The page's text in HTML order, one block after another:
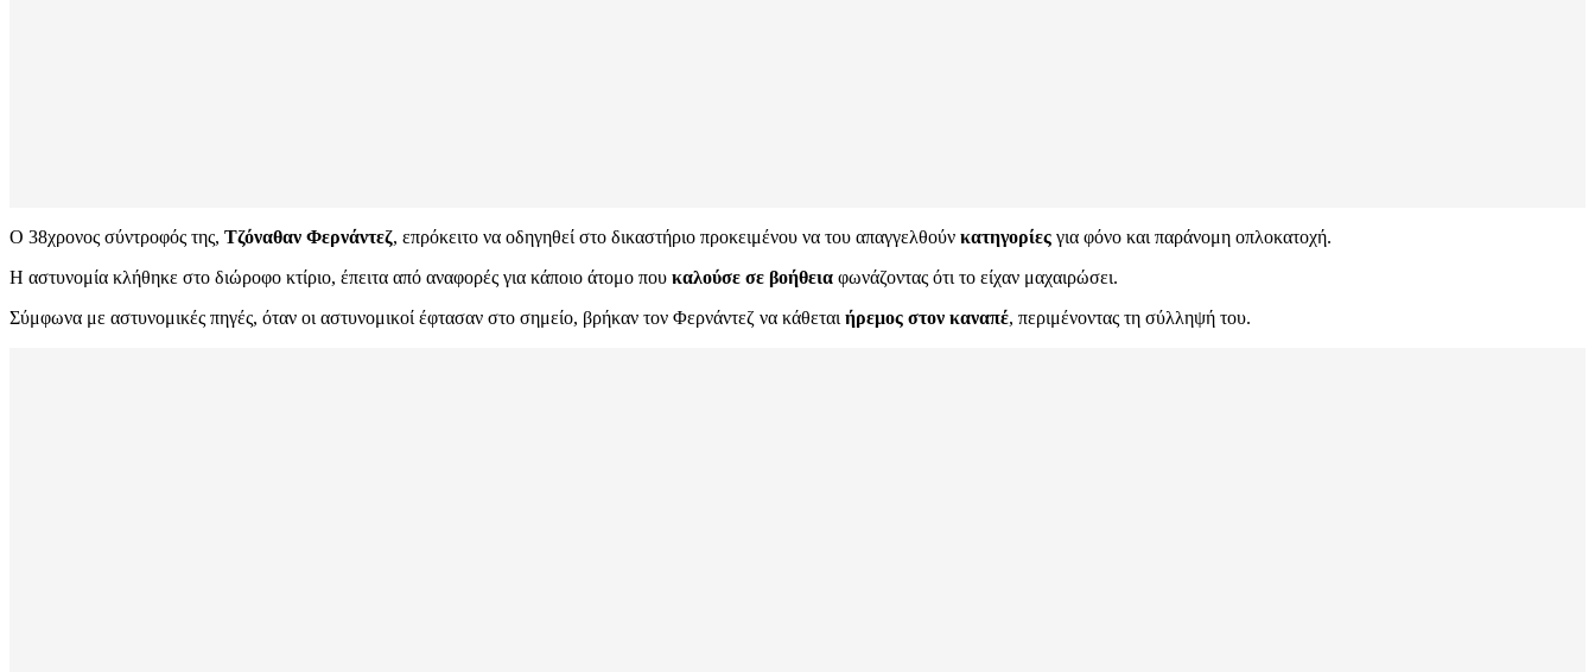
Ο 38χρονος σύντροφός της, Τζόναθαν Φερνάντεζ, επρόκειτο να οδηγηθεί στο δικαστήριο προκειμένου να του απαγγελθούν κατηγορίες για φόνο και παράνομη οπλοκατοχή.
Η αστυνομία κλήθηκε στο διώροφο κτίριο, έπειτα από αναφορές για κάποιο άτομο που καλούσε σε βοήθεια φωνάζοντας ότι το είχαν μαχαιρώσει.
Σύμφωνα με αστυνομικές πηγές, όταν οι αστυνομικοί έφτασαν στο σημείο, βρήκαν τον Φερνάντεζ να κάθεται ήρεμος στον καναπέ, περιμένοντας τη σύλληψή του.